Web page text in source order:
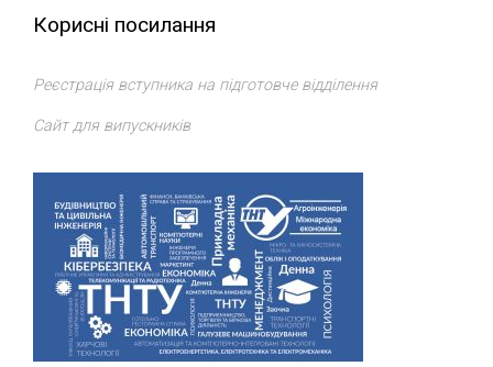
Корисні посилання
Реєстрація вступника на підготовче відділення
Сайт для випускників